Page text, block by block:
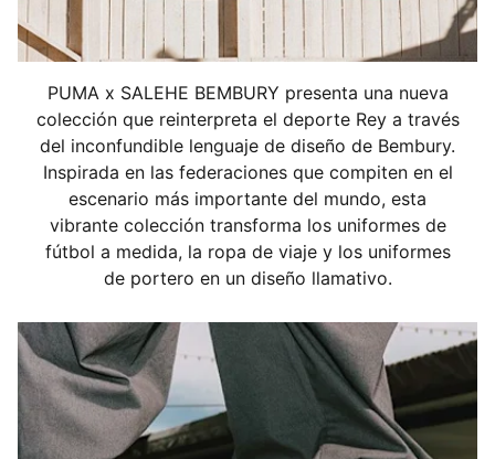
Largo: regular
Cinta de jacquard
Escudo de la federación con textura brillante
Logotipo PUMA KING bordado
PUMA x SALEHE BEMBURY presenta una nueva
colección que reinterpreta el deporte Rey a través
del inconfundible lenguaje de diseño de Bembury.
Inspirada en las federaciones que compiten en el
escenario más importante del mundo, esta
vibrante colección transforma los uniformes de
fútbol a medida, la ropa de viaje y los uniformes
de portero en un diseño llamativo.